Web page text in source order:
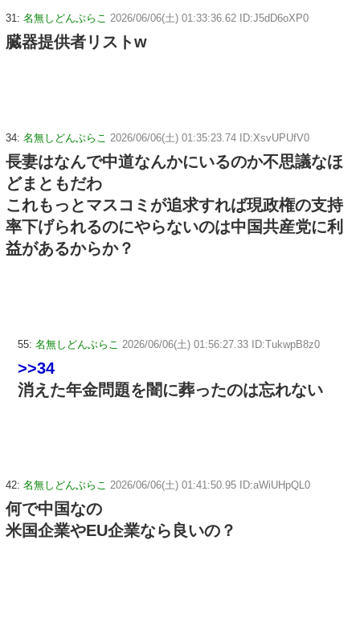
31: 名無しどんぶらこ 2026/06/06(土) 01:33:36.62 ID:J5dD6oXP0
臓器提供者リストw
34: 名無しどんぶらこ 2026/06/06(土) 01:35:23.74 ID:XsvUPUfV0
長妻はなんで中道なんかにいるのか不思議なほ
どまともだわ
これもっとマスコミが追求すれば現政権の支持
率下げられるのにやらないのは中国共産党に利
益があるからか？
55: 名無しどんぶらこ 2026/06/06(土) 01:56:27.33 ID:TukwpB8z0
>>34
消えた年金問題を闇に葬ったのは忘れない
42: 名無しどんぶらこ 2026/06/06(土) 01:41:50.95 ID:aWiUHpQL0
何で中国なの
米国企業やEU企業なら良いの？